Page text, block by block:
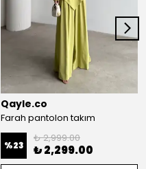
Qayle.co
Farah pantolon takım
%23
₺ 2,999.00
₺ 2,299.00